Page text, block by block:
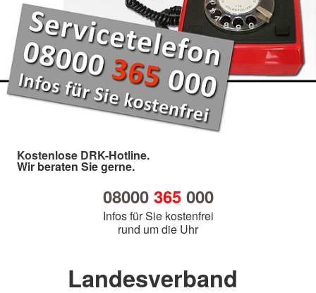
Kostenlose DRK-Hotline.
Wir beraten Sie gerne.
08000 365000
Infos für Sie kostenfrei
rund um die Uhr
Landesverband